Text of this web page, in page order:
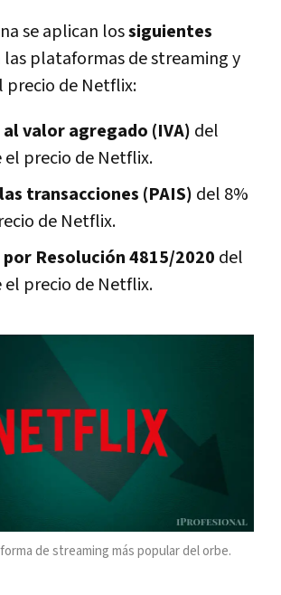
se aplican lossiguientes
las plataformas de streaming y
precio de Netflix:
valor agregado (IVA) del
el precio de Netflix.
transacciones (PAIS) del 8%
de Netflix.
Resolución 4815/2020 del
el precio de Netflix.
de streaming más popular del orbe.